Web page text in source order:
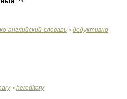
английский словарь > дедуктивно
> hereditary